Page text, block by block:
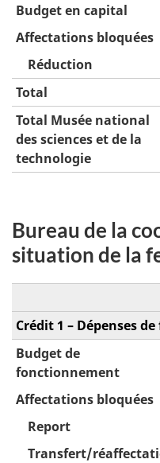
Budget en capital
Affectations bloquées
Réduction
Total
Total Musée national
des sciences et de la
technologie
Bureau de la
situation de la
Crédit 1 – Dépenses
Budget de
fonctionnement
Affectations bloquées
Report
Transfert/